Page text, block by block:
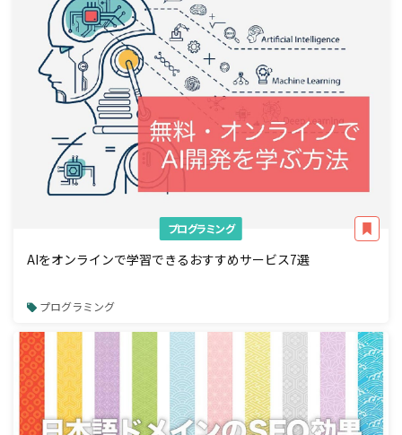
プログラミング
AIをオンラインで学習できるおすすめサービス7選
プログラミング